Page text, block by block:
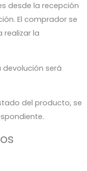
desde la recepción
El comprador se
realizar la
será
del producto, se
de descuento
pedido.